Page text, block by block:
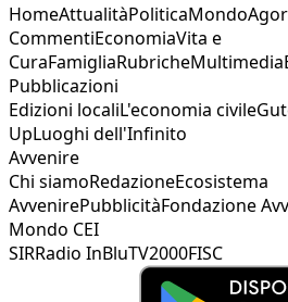
HomeAttualitàPoliticaMondo
CommentiEconomiaVita e
CuraFamigliaRubricheMultimedia
Pubblicazioni
Edizioni localiL'economia civile
UpLuoghi dell'Infinito
Avvenire
Chi siamoRedazioneEcosistema
AvvenirePubblicitàFondazione
Mondo CEI
SIRRadio InBluTV2000FISC